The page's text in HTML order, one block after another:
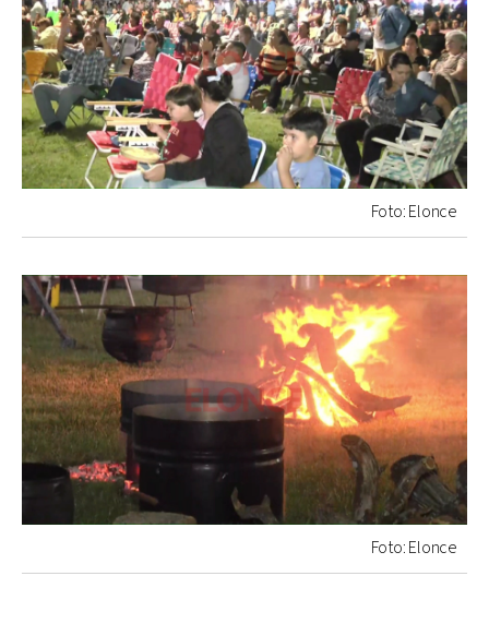
Foto: Elonce
Foto: Elonce